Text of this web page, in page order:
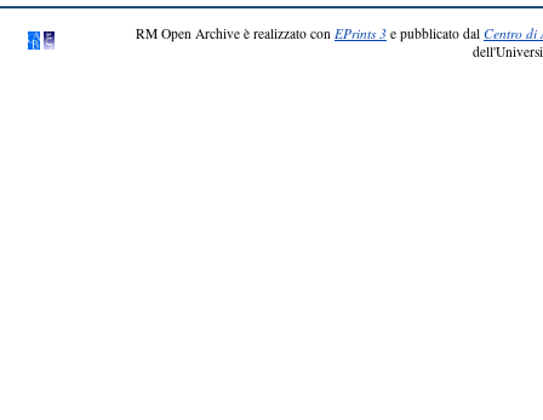
RM Open Archive è realizzato con EPrints 3 e pubblicato dal Centro di